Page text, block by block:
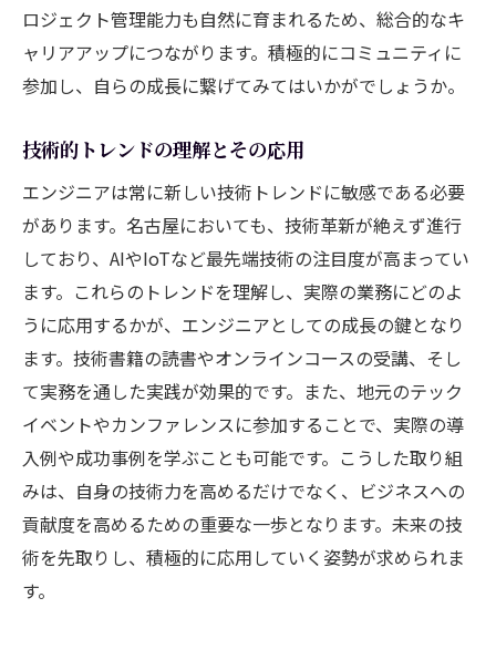
ロジェクト管理能力も自然に育まれるため、総合的なキ
ャリアアップにつながります。積極的にコミュニティに
参加し、自らの成長に繋げてみてはいかがでしょうか。
技術的トレンドの理解とその応用
エンジニアは常に新しい技術トレンドに敏感である必要
があります。名古屋においても、技術革新が絶えず進行
しており、AIやIoTなど最先端技術の注目度が高まってい
ます。これらのトレンドを理解し、実際の業務にどのよ
うに応用するかが、エンジニアとしての成長の鍵となり
ます。技術書籍の読書やオンラインコースの受講、そし
て実務を通した実践が効果的です。また、地元のテック
イベントやカンファレンスに参加することで、実際の導
入例や成功事例を学ぶことも可能です。こうした取り組
みは、自身の技術力を高めるだけでなく、ビジネスへの
貢献度を高めるための重要な一歩となります。未来の技
術を先取りし、積極的に応用していく姿勢が求められま
す。